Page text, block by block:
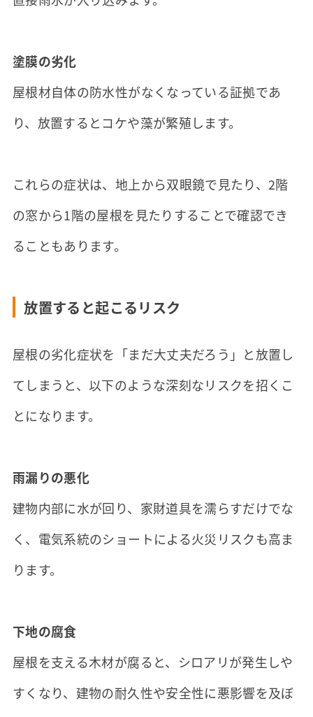
塗膜の劣化
屋根材自体の防水性がなくなっている証拠であ
り、放置するとコケや藻が繁殖します。
これらの症状は、地上から双眼鏡で見たり、2階
の窓から1階の屋根を見たりすることで確認でき
ることもあります。
放置すると起こるリスク
屋根の劣化症状を「まだ大丈夫だろう」と放置し
てしまうと、以下のような深刻なリスクを招くこ
とになります。
雨漏りの悪化
建物内部に水が回り、家財道具を濡らすだけでな
く、電気系統のショートによる火災リスクも高ま
ります。
下地の腐食
屋根を支える木材が腐ると、シロアリが発生しや
すくなり、建物の耐久性や安全性に悪影響を及ぼ